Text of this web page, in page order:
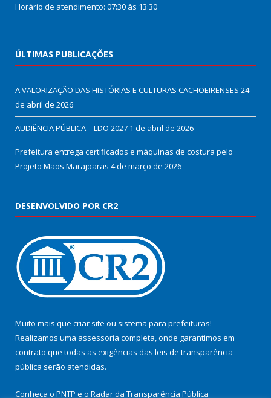
Horário de atendimento: 07:30 às 13:30
ÚLTIMAS PUBLICAÇÕES
A VALORIZAÇÃO DAS HISTÓRIAS E CULTURAS CACHOEIRENSES 24
de abril de 2026
AUDIÊNCIA PÚBLICA – LDO 2027 1 de abril de 2026
Prefeitura entrega certificados e máquinas de costura pelo
Projeto Mãos Marajoaras 4 de março de 2026
DESENVOLVIDO POR CR2
Muito mais que criar site ou sistema para prefeituras!
Realizamos uma assessoria completa, onde garantimos em
contrato que todas as exigências das leis de transparência
pública serão atendidas.
Conheça o PNTP e o Radar da Transparência Pública